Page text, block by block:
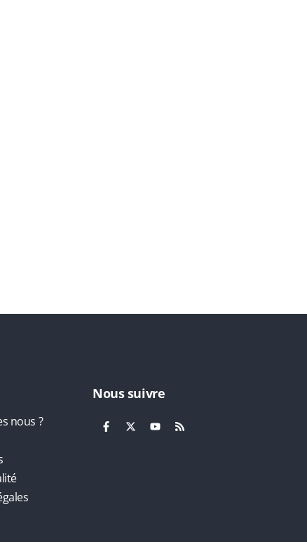
nous ?
Nous suivre